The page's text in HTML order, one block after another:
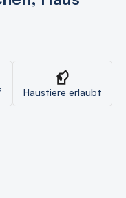
Haustiere erlaubt